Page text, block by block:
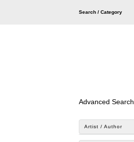
Search / Category
Advanced Search
Artist / Author